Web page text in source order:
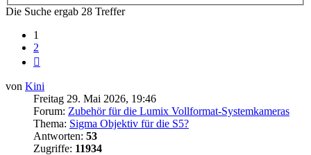
Die Suche ergab 28 Treffer
1
2
von Kini
Freitag 29. Mai 2026, 19:46
Forum: Zubehör für die Lumix Vollformat-Systemkameras
Thema: Sigma Objektiv für die S5?
Antworten: 53
Zugriffe: 11934